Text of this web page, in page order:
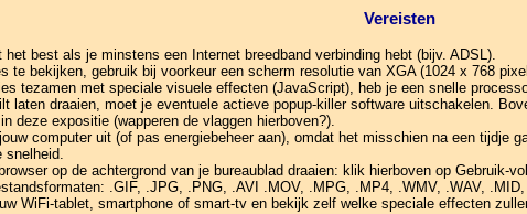
Vereisten
best als je minstens een Internet breedband verbinding hebt (bijv. ADSL).
te bekijken, gebruik bij voorkeur een scherm resolutie van XGA (1024 x 768
tezamen met speciale visuele effecten (JavaScript), heb je een snelle
laten draaien, moet je eventuele actieve popup-killer software uitschakelen.
deze expositie (wapperen de vlaggen hierboven?).
computer uit (of pas energiebeheer aan), omdat het misschien na een tijdje
snelheid.
op de achtergrond van je bureaublad draaien: klik hierboven op Gebruik-
.GIF, .JPG, .PNG, .AVI .MOV, .MPG, .MP4, .WMV, .WAV,
WiFi-tablet, smartphone of smart-tv en bekijk zelf welke speciale effecten